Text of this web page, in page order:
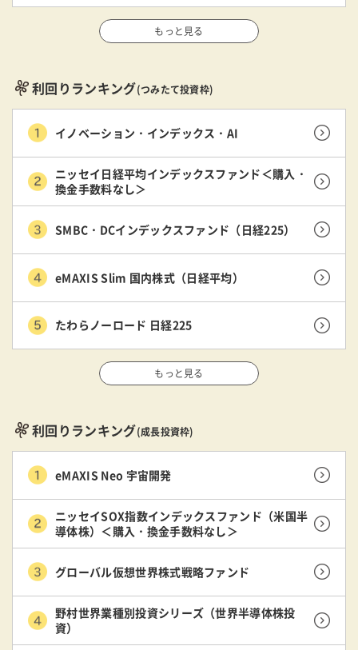
もっと見る
利回りランキング(つみたて投資枠)
イノベーション・インデックス・AI
ニッセイ日経平均インデックスファンド＜購入・
換金手数料なし＞
SMBC・DCインデックスファンド（日経225）
eMAXIS Slim 国内株式（日経平均）
たわらノーロード 日経225
もっと見る
利回りランキング(成長投資枠)
eMAXIS Neo 宇宙開発
ニッセイSOX指数インデックスファンド（米国半
導体株）＜購入・換金手数料なし＞
グローバル仮想世界株式戦略ファンド
野村世界業種別投資シリーズ（世界半導体株投
資）